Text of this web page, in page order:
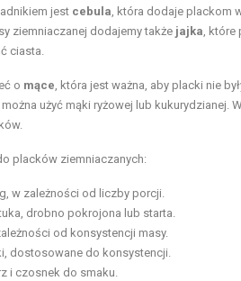
jest cebula, która dodaje plackom
ziemniaczanej dodajemy także jajka, które
ciasta.
o mące, która jest ważna, aby placki nie
użyć mąki ryżowej lub kukurydzianej.
placków ziemniaczanych:
w zależności od liczby porcji.
drobno pokrojona lub starta.
od konsystencji masy.
dostosowane do konsystencji.
i czosnek do smaku.